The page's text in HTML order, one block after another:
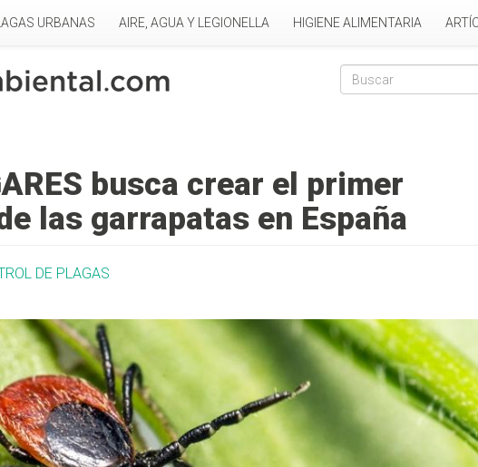
URBANAS AIRE, AGUA Y LEGIONELLA HIGIENE ALIMENTARIA
busca crear el primer
las garrapatas en España
DE PLAGAS